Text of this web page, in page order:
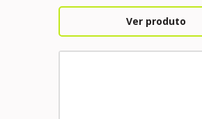
Ver produto